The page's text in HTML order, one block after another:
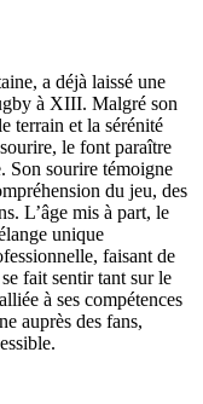
a déjà laissé une
à XIII. Malgré son
terrain et la sérénité
le font paraître
Son sourire témoigne
du jeu, des
L’âge mis à part, le
unique
faisant de
fait sentir tant sur le
à ses compétences
auprès des fans,